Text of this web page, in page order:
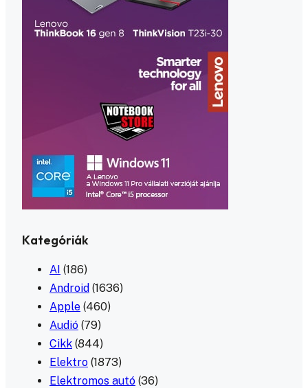
Kategóriák
AI (186)
Android (1636)
Apple (460)
Audió (79)
Cikk (844)
Elektro (1873)
Elektromos autó (36)